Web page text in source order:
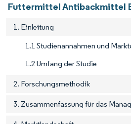
Futtermittel Antibackmittel
1. Einleitung
1.1 Studienannahmen und
1.2 Umfang der Studie
2. Forschungsmethodik
3. Zusammenfassung für das